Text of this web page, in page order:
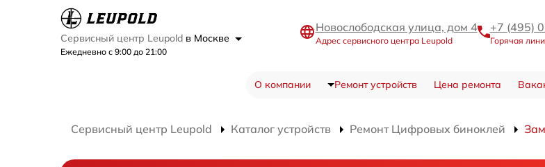
Сервисный центр Leupold в Москве
Ежедневно с 9:00 до 21:00
Новослободская улица, дом 4
Адрес сервисного центра Leupold
+7 (495)
Горячая
О компании Ремонт устройств Цена ремонта
Сервисный центр Leupold Каталог устройств Ремонт Цифровых биноклей